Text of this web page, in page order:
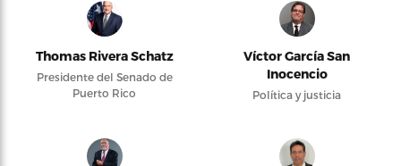
Thomas Rivera Schatz
Presidente del Senado de
Puerto Rico
Víctor García San
Inocencio
Política y justicia